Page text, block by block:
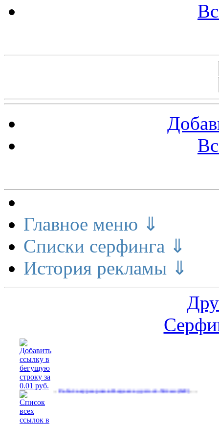
Главное меню ⇓
Списки серфинга ⇓
История рекламы ⇓
(543)…Работа курьером в Яндекс еду.зп от 50тыс(647)…